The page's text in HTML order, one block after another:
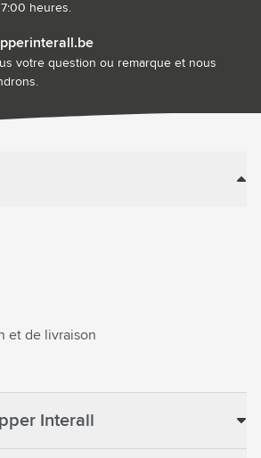
heures.
votre question ou remarque et nous
et de livraison
Interall